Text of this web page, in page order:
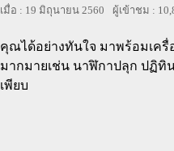
เมื่อ : 19 มิถุนายน 2560 ผู้เข้าชม :
คุณได้อย่างทันใจ มาพร้อมเค
มากมายเช่น นาฬิกาปลุก ปฏิทิ
เพียบ